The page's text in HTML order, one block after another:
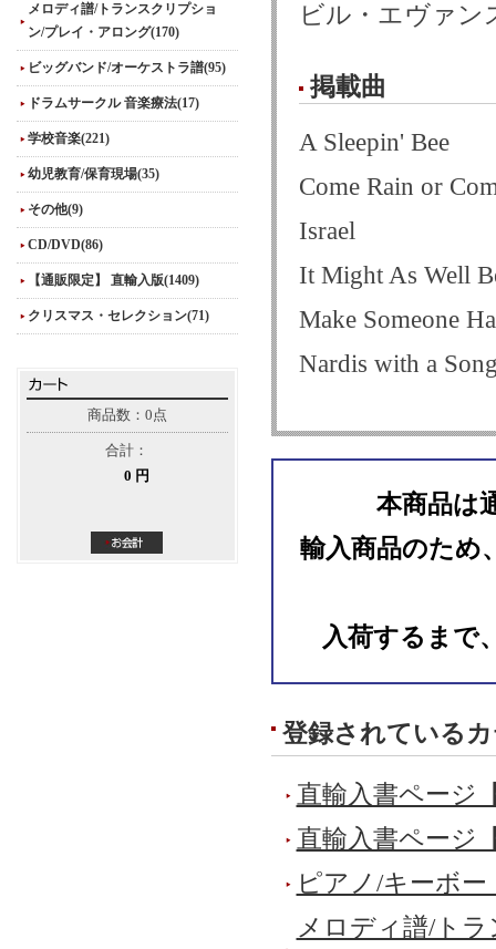
メロディ譜/トランスクリプショ
ン/プレイ・アロング(170)
ビッグバンド/オーケストラ譜(95)
ドラムサークル 音楽療法(17)
学校音楽(221)
幼児教育/保育現場(35)
その他(9)
CD/DVD(86)
【通販限定】 直輸入版(1409)
クリスマス・セレクション(71)
商品数：0点
合計：
0 円
ビル・エヴァ
掲載曲
A Sleepin' Bee
Come Rain or
Israel
It Might As Well
Make Someone
Nardis with a
本商品は
輸入商品のため
入荷するまで
登録されている
直輸入書ページ
直輸入書ページ
ピアノ/キーボ
メロディ譜/ト